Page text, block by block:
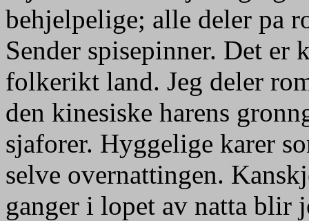
behjelpelige; alle deler pa
Sender spisepinner. Det er
folkerikt land. Jeg deler
den kinesiske harens
sjaforer. Hyggelige karer
selve overnattingen.
ganger i lopet av natta blir